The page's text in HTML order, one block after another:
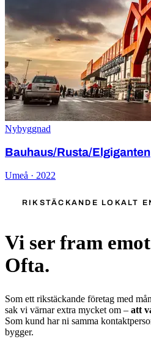
Nybyggnad
Bauhaus/Rusta/
Umeå · 2022
RIKSTÄCKANDE LOKALT
Vi ser fram
Ofta.
Som ett rikstäckande företag med
sak vi värnar extra mycket om – att
Som kund har ni samma
bygger.